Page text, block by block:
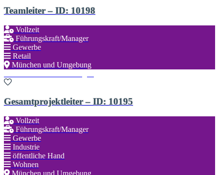
Teamleiter – ID: 10198
Vollzeit
Führungskraft/Manager
Gewerbe
Retail
München und Umgebung
Gesamtprojektleiter – ID: 10195
Vollzeit
Führungskraft/Manager
Gewerbe
Industrie
öffentliche Hand
Wohnen
München und Umgebung